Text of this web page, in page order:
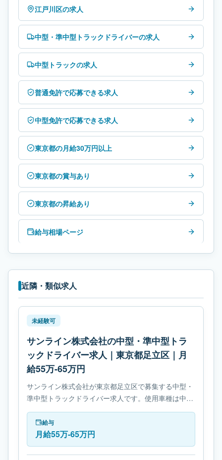
江戸川区の求人
中型・準中型トラックドライバーの求人
中型トラックの求人
普通免許で応募できる求人
中型免許で応募できる求人
東京都の月給30万円以上
東京都の賞与あり
東京都の昇給あり
給与相場ページ
近隣・類似求人
未経験可
サンライン株式会社の中型・準中型トラ
ックドライバー求人｜東京都足立区｜月
給55万-65万円
サンライン株式会社が東京都足立区で募集する中型・
準中型トラックドライバー求人です。使用車種は中型
トラックです。勤務時間は- 変形労働時間制です。必
要免許は- 準中型自動車免許です。
給与
月給55万-65万円